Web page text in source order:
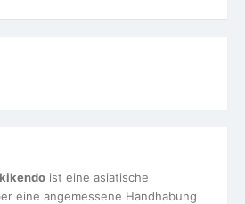
ist eine asiatische
eine angemessene Handhabung